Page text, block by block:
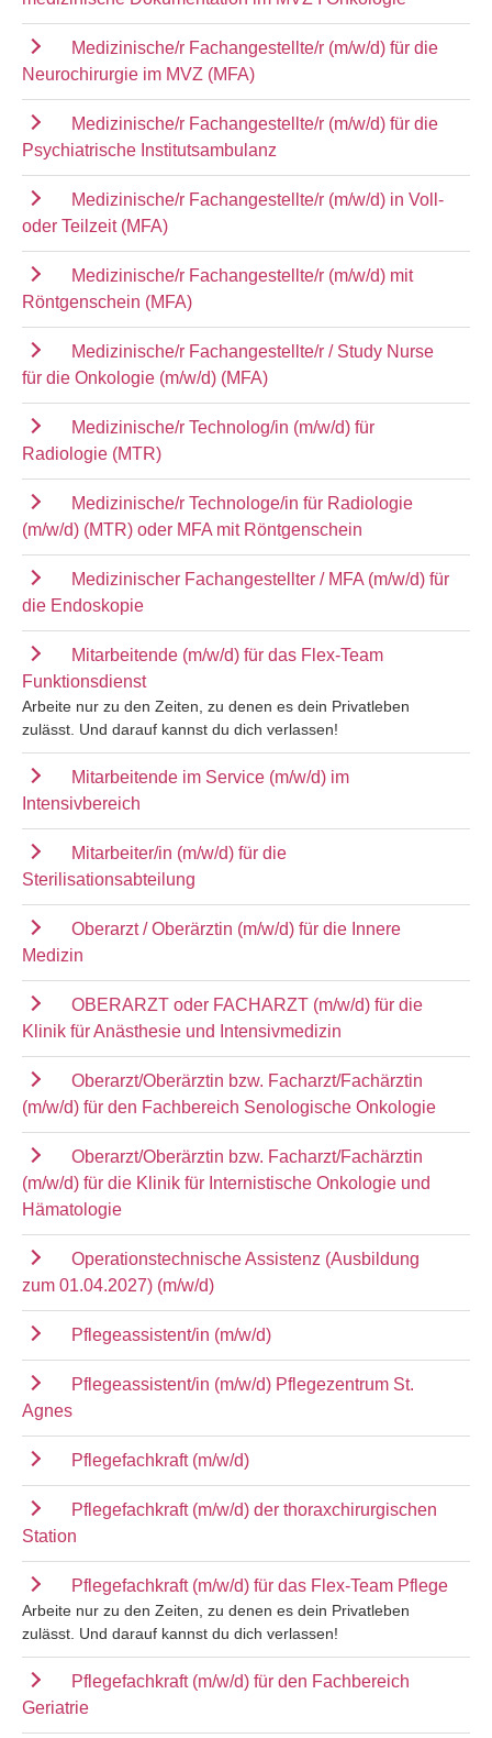
Medizinische/r Fachangestellte/r (m/w/d) für die
Neurochirurgie im MVZ (MFA)
Medizinische/r Fachangestellte/r (m/w/d) für die
Psychiatrische Institutsambulanz
Medizinische/r Fachangestellte/r (m/w/d) in Voll-
oder Teilzeit (MFA)
Medizinische/r Fachangestellte/r (m/w/d) mit
Röntgenschein (MFA)
Medizinische/r Fachangestellte/r / Study Nurse
für die Onkologie (m/w/d) (MFA)
Medizinische/r Technolog/in (m/w/d) für
Radiologie (MTR)
Medizinische/r Technologe/in für Radiologie
(m/w/d) (MTR) oder MFA mit Röntgenschein
Medizinischer Fachangestellter / MFA (m/w/d) für
die Endoskopie
Mitarbeitende (m/w/d) für das Flex-Team
Funktionsdienst
Arbeite nur zu den Zeiten, zu denen es dein Privatleben
zulässt. Und darauf kannst du dich verlassen!
Mitarbeitende im Service (m/w/d) im
Intensivbereich
Mitarbeiter/in (m/w/d) für die
Sterilisationsabteilung
Oberarzt / Oberärztin (m/w/d) für die Innere
Medizin
OBERARZT oder FACHARZT (m/w/d) für die
Klinik für Anästhesie und Intensivmedizin
Oberarzt/Oberärztin bzw. Facharzt/Fachärztin
(m/w/d) für den Fachbereich Senologische Onkologie
Oberarzt/Oberärztin bzw. Facharzt/Fachärztin
(m/w/d) für die Klinik für Internistische Onkologie und
Hämatologie
Operationstechnische Assistenz (Ausbildung
zum 01.04.2027) (m/w/d)
Pflegeassistent/in (m/w/d)
Pflegeassistent/in (m/w/d) Pflegezentrum St.
Agnes
Pflegefachkraft (m/w/d)
Pflegefachkraft (m/w/d) der thoraxchirurgischen
Station
Pflegefachkraft (m/w/d) für das Flex-Team Pflege
Arbeite nur zu den Zeiten, zu denen es dein Privatleben
zulässt. Und darauf kannst du dich verlassen!
Pflegefachkraft (m/w/d) für den Fachbereich
Geriatrie